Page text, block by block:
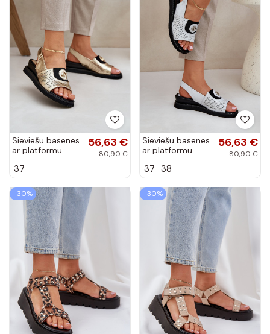
Sieviešu basenes
ar platformu
Isnnoria
56,63 €
80,90 €
37
Sieviešu basenes
ar platformu
Isnnoria
56,63 €
80,90 €
37 38
-30% -30%